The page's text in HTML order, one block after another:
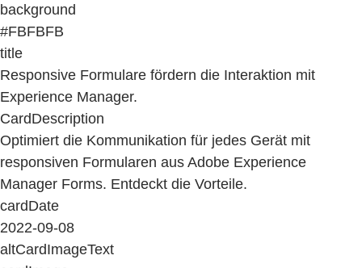
background
#FBFBFB
title
Responsive Formulare fördern die Interaktion mit
Experience Manager.
CardDescription
Optimiert die Kommunikation für jedes Gerät mit
responsiven Formularen aus Adobe Experience
Manager Forms. Entdeckt die Vorteile.
cardDate
2022-09-08
altCardImageText